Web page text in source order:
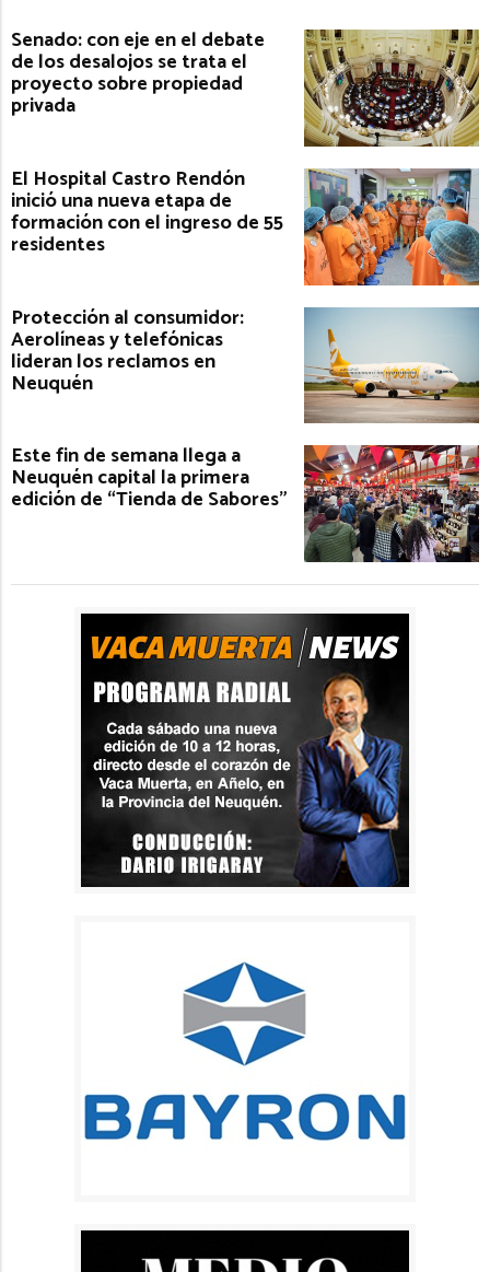
Senado: con eje en el debate
de los desalojos se trata el
proyecto sobre propiedad
privada
El Hospital Castro Rendón
inició una nueva etapa de
formación con el ingreso de 55
residentes
Protección al consumidor:
Aerolíneas y telefónicas
lideran los reclamos en
Neuquén
Este fin de semana llega a
Neuquén capital la primera
edición de “Tienda de Sabores”